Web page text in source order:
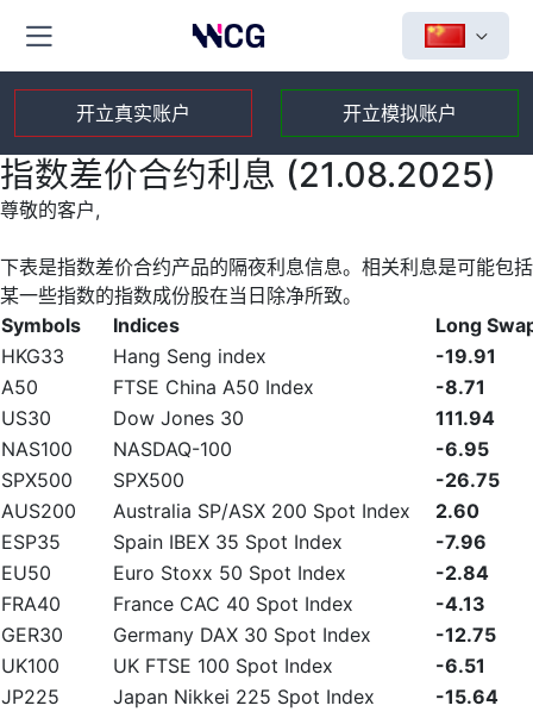
开立真实账户 开立模拟账户
指数差价合约利息 (21.08.2025)
尊敬的客户,
下表是指数差价合约产品的隔夜利息信息。相关利息是可能包括
某一些指数的指数成份股在当日除净所致。
Symbols
Indices
Long
HKG33
Hang Seng index
-19.91
A50
FTSE China A50 Index
-8.71
US30
Dow Jones 30
111.94
NAS100
NASDAQ-100
-6.95
SPX500
SPX500
-26.75
AUS200
Australia SP/ASX 200 Spot Index
2.60
ESP35
Spain IBEX 35 Spot Index
-7.96
EU50
Euro Stoxx 50 Spot Index
-2.84
FRA40
France CAC 40 Spot Index
-4.13
GER30
Germany DAX 30 Spot Index
-12.75
UK100
UK FTSE 100 Spot Index
-6.51
JP225
Japan Nikkei 225 Spot Index -15.64